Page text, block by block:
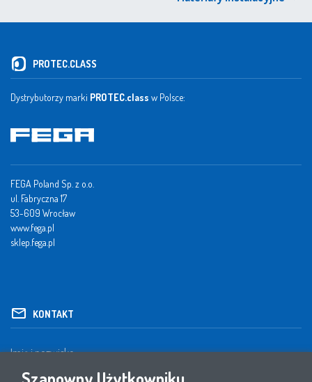
PROTEC.CLASS
Dystrybutorzy marki PROTEC.class w Polsce:
FEGA Poland Sp. z o.o.
ul. Fabryczna 17
53-609 Wrocław
www.fega.pl
sklep.fega.pl
KONTAKT